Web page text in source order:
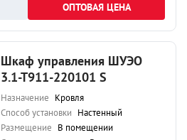
ОПТОВАЯ ЦЕНА
Шкаф управления ШУЭО
3.1-Т911-220101 S
Назначение Кровля
Способ установки Настенный
Размещение В помещении